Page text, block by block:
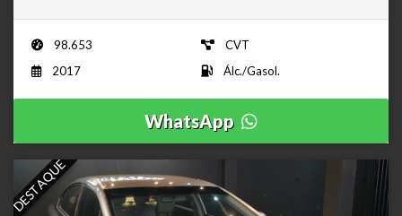
98.653
CVT
2017
Álc./Gasol.
WhatsApp
DESTAQUE